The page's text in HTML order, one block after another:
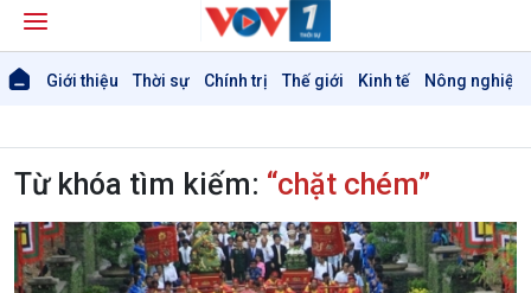
Giới thiệu Thời sự Chính trị Thế giới Kinh tế Nông nghiệp
Từ khóa tìm kiếm: “chặt chém”